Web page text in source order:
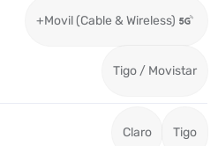
+Movil (Cable & Wireless)
Tigo / Movistar
Claro Tigo